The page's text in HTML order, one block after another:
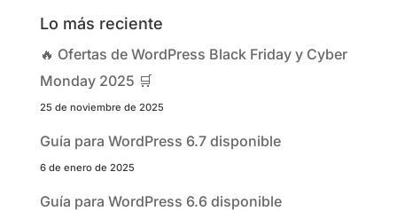
Lo más reciente
🔥 Ofertas de WordPress Black Friday y Cyber
Monday 2025 🛒
25 de noviembre de 2025
Guía para WordPress 6.7 disponible
6 de enero de 2025
Guía para WordPress 6.6 disponible